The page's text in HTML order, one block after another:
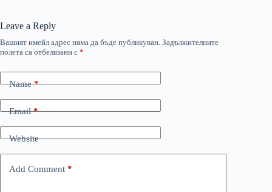
Leave a Reply
Вашият имейл адрес няма да бъде публикуван. Задължителните
полета са отбелязани с *
Name*
Email*
Website
Add Comment *